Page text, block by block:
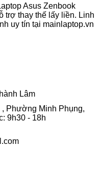
Asus Zenbook
trợ thay thế lấy liền. Linh
uy tín tại mainlaptop.vn
Lâm
, Phường Minh Phụng,
9h30 - 18h